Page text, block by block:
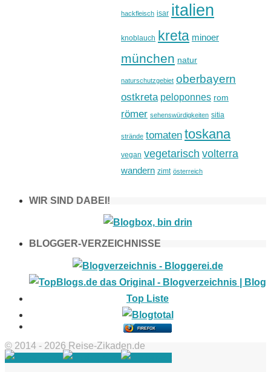
hackfleisch isar italien
knoblauch kreta minoer
münchen natur
naturschutzgebiet oberbayern
ostkreta peloponnes rom
römer sehenswürdigkeiten sitia
strände tomaten toskana
vegan vegetarisch volterra
wandern zimt österreich
WIR SIND DABEI!
BLOGGER-VERZEICHNISSE
FIREFOX
© 2014 - 2026 Reise-Zikaden.de